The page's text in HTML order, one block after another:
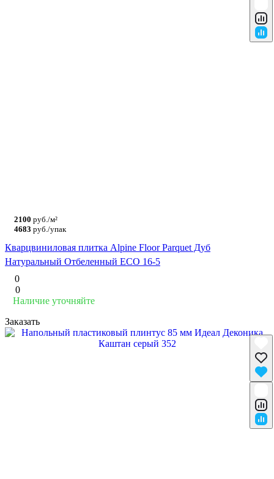
2100 руб./м²
4683 руб./упак
Кварцвиниловая плитка Alpine Floor Parquet Дуб
Натуральный Отбеленный ECO 16-5
0
0
Наличие уточняйте
Заказать